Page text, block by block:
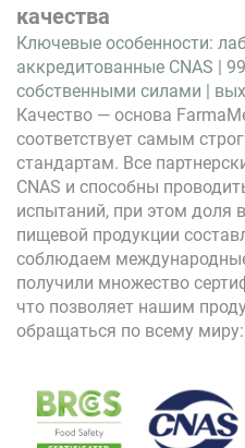
качества
Ключевые особенности:
аккредитованные CNAS |
собственными силами |
Качество — основа
соответствует самым
стандартам. Все
CNAS и способны
испытаний, при этом доля
пищевой продукции
соблюдаем
получили множество
что позволяет нашим
обращаться по всему миру: